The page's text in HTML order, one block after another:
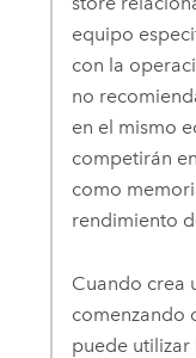
equipo
con la
no
en el mismo
competirán
como
rendimiento
Cuando crea
comenzando
puede